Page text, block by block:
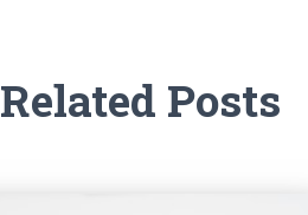
Related Posts